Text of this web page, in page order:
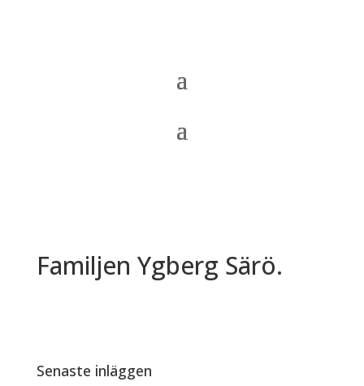
Familjen Ygberg Särö.
Senaste inläggen